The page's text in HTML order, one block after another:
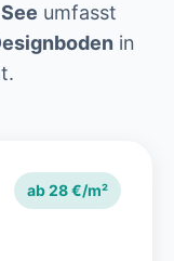
See umfasst
in
ab 28 €/m²